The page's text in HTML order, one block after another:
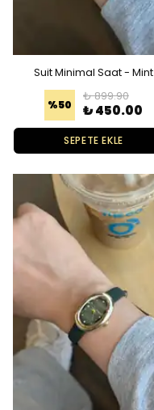
Suit Minimal Saat - Mint
%50
₺ 899.90
₺ 450.00
SEPETE EKLE